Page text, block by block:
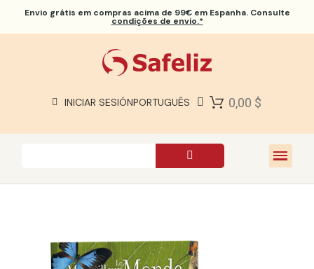
Envio grátis em compras acima de 99€ em Espanha. Consulte
condições de envio.*
INICIAR SESIÓNPORTUGUÊS 0,00 $
SOBRE NÓS